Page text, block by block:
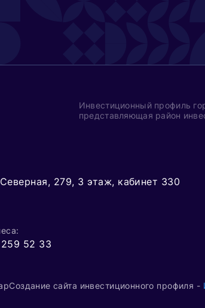
предпринимательства
технические центры,
испытательные
Лизинговые компании
Инвестиционный профиль
представляющая район
279, 3 этаж, кабинет 330
52 33
Создание сайта инвестиционного профиля -